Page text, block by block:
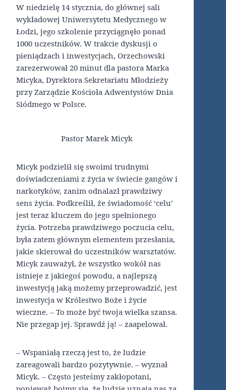
W niedzielę 14 stycznia, do głównej sali
wykładowej Uniwersytetu Medycznego w
Łodzi, jego szkolenie przyciągnęło ponad
1000 uczestników. W trakcie dyskusji o
pieniądzach i inwestycjach, Orzechowski
zarezerwował 20 minut dla pastora Marka
Micyka, Dyrektora Sekretariatu Młodzieży
przy Zarządzie Kościoła Adwentystów Dnia
Siódmego w Polsce.
Pastor Marek Micyk
Micyk podzielił się swoimi trudnymi
doświadczeniami z życia w świecie gangów i
narkotyków, zanim odnalazł prawdziwy
sens życia. Podkreślił, że świadomość ‘celu’
jest teraz kluczem do jego spełnionego
życia. Potrzeba prawdziwego poczucia celu,
była zatem głównym elementem przesłania,
jakie skierował do uczestników warsztatów.
Micyk zauważył, że wszystko wokół nas
istnieje z jakiegoś powodu, a najlepszą
inwestycją jaką możemy przeprowadzić, jest
inwestycja w Królestwo Boże i życie
wieczne. – To może być twoja wielka szansa.
Nie przegap jej. Sprawdź ją! – zaapelował.
– Wspaniałą rzeczą jest to, że ludzie
zareagowali bardzo pozytywnie. – wyznał
Micyk. – Często jesteśmy zakłopotani,